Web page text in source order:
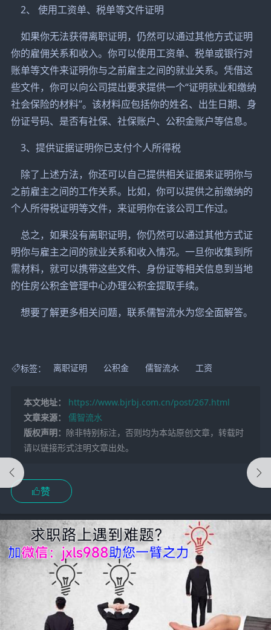
2、 使用工资单、税单等文件证明
如果你无法获得离职证明，仍然可以通过其他方式证明
你的雇佣关系和收入。你可以使用工资单、税单或银行对
账单等文件来证明你与之前雇主之间的就业关系。凭借这
些文件，你可以向公司提出要求提供一个“证明就业和缴纳
社会保险的材料”。该材料应包括你的姓名、出生日期、身
份证号码、是否有社保、社保账户、公积金账户等信息。
3、提供证据证明你已支付个人所得税
除了上述方法，你还可以自己提供相关证据来证明你与
之前雇主之间的工作关系。比如，你可以提供之前缴纳的
个人所得税证明等文件，来证明你在该公司工作过。
总之，如果没有离职证明，你仍然可以通过其他方式证
明你与雇主之间的就业关系和收入情况。一旦你收集到所
需材料，就可以携带这些文件、身份证等相关信息到当地
的住房公积金管理中心办理公积金提取手续。
想要了解更多相关问题，联系儒智流水为您全面解答。
标签： 离职证明 公积金 儒智流水 工资
本文地址：
https://www.bjrbj.com.cn/post/267.html
文章来源：
儒智流水
版权声明： 除非特别标注，否则均为本站原创文章，转载时
请以链接形式注明文章出处。
赞